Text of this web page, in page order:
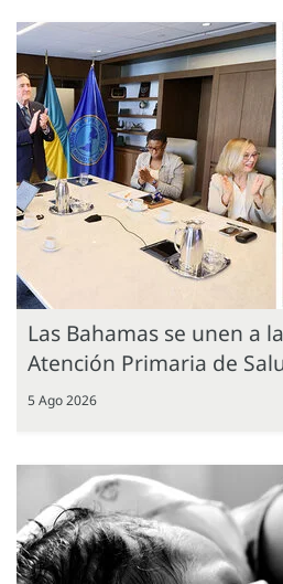
Las Bahamas se unen a
Atención Primaria de
5 Ago 2026